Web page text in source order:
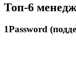
Топ-6
1Password